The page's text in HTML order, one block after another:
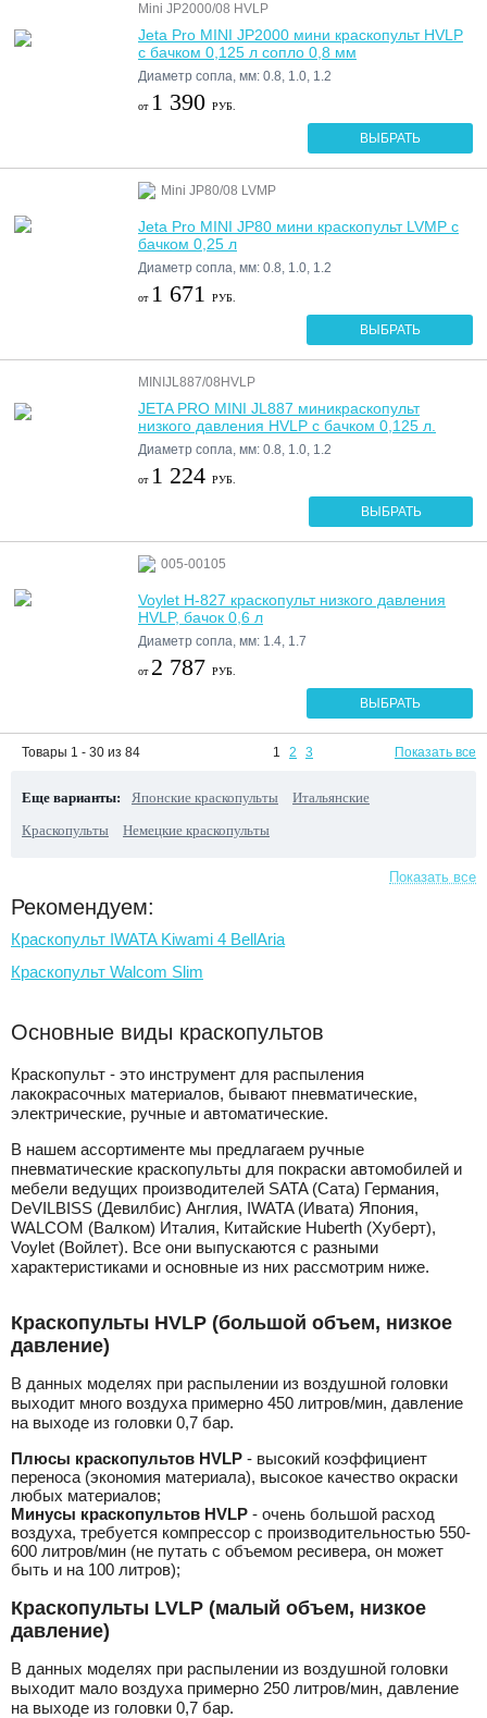
Mini JP2000/08 HVLP
Jeta Pro MINI JP2000 мини краскопульт HVLP
с бачком 0,125 л сопло 0,8 мм
Диаметр сопла, мм: 0.8, 1.0, 1.2
от 1 390 РУБ.
ВЫБРАТЬ
Mini JP80/08 LVMP
Jeta Pro MINI JP80 мини краскопульт LVMP с
бачком 0,25 л
Диаметр сопла, мм: 0.8, 1.0, 1.2
от 1 671 РУБ.
ВЫБРАТЬ
MINIJL887/08HVLP
JETA PRO MINI JL887 миникраскопульт
низкого давления HVLP с бачком 0,125 л.
Диаметр сопла, мм: 0.8, 1.0, 1.2
от 1 224 РУБ.
ВЫБРАТЬ
005-00105
Voylet H-827 краскопульт низкого давления
HVLP, бачок 0,6 л
Диаметр сопла, мм: 1.4, 1.7
от 2 787 РУБ.
ВЫБРАТЬ
Товары 1 - 30 из 84 1 2 3 Показать все
Еще варианты: Японские краскопульты
Итальянские
Краскопульты
Немецкие краскопульты
Показать все
Рекомендуем:
Краскопульт IWATA Kiwami 4 BellAria
Краскопульт Walcom Slim
Основные виды краскопультов
Краскопульт - это инструмент для распыления
лакокрасочных материалов, бывают пневматические,
электрические, ручные и автоматические.
В нашем ассортименте мы предлагаем ручные
пневматические краскопульты для покраски автомобилей и
мебели ведущих производителей SATA (Сата) Германия,
DeVILBISS (Девилбис) Англия, IWATA (Ивата) Япония,
WALCOM (Валком) Италия, Китайские Huberth (Хуберт),
Voylet (Войлет). Все они выпускаются с разными
характеристиками и основные из них рассмотрим ниже.
Краскопульты HVLP (большой объем, низкое
давление)
В данных моделях при распылении из воздушной головки
выходит много воздуха примерно 450 литров/мин, давление
на выходе из головки 0,7 бар.
Плюсы краскопультов HVLP - высокий коэффициент
переноса (экономия материала), высокое качество окраски
любых материалов;
Минусы краскопультов HVLP - очень большой расход
воздуха, требуется компрессор с производительностью 550-
600 литров/мин (не путать с объемом ресивера, он может
быть и на 100 литров);
Краскопульты LVLP (малый объем, низкое
давление)
В данных моделях при распылении из воздушной головки
выходит мало воздуха примерно 250 литров/мин, давление
на выходе из головки 0,7 бар.